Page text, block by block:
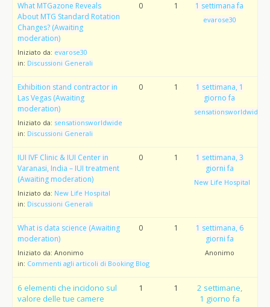
What MTGazone Reveals
About MTG Standard Rotation
Changes? (Awaiting
moderation)
Iniziato da: evarose30
in: Discussioni Generali
0 1 1 settimana fa
evarose30
Exhibition stand contractor in
Las Vegas (Awaiting
moderation)
Iniziato da: sensationsworldwide
in: Discussioni Generali
0 1
1 settimana, 1
giorno fa
sensationsworldwide
IUI IVF Clinic & IUI Center in
Varanasi, India – IUI treatment
(Awaiting moderation)
Iniziato da: New Life Hospital
in: Discussioni Generali
0 1
1 settimana, 3
giorni fa
New Life Hospital
What is data science (Awaiting
moderation)
Iniziato da: Anonimo
in: Commenti agli articoli di Booking Blog
0 1
1 settimana, 6
giorni fa
Anonimo
6 elementi che incidono sul
valore delle tue camere
1 1
2 settimane,
1 giorno fa